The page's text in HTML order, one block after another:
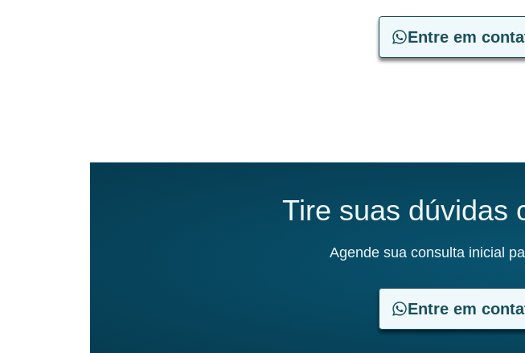
Entre em
Tire suas dúvidas
Agende sua consulta inicial
Entre em